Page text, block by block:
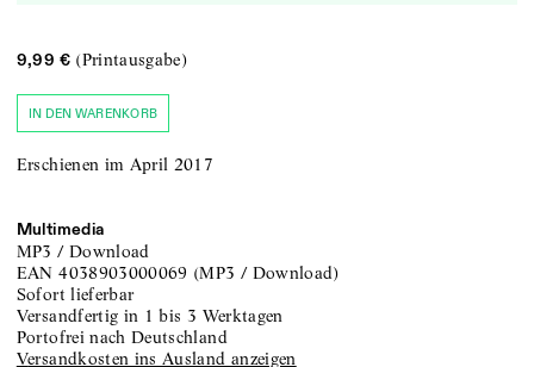
9,99 €(Printausgabe)
IN DEN WARENKORB
Erschienen im April 2017
Multimedia
MP3 / Download
EAN 4038903000069 (MP3 / Download)
sofort lieferbar
versandfertig in 1 bis 3 Werktagen
portofrei nach Deutschland
Versandkosten ins Ausland anzeigen